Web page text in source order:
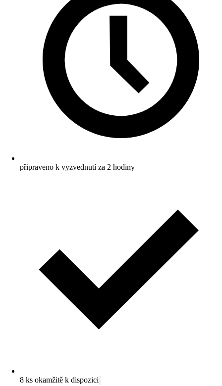
připraveno k vyzvednutí za 2 hodiny
8 ks okamžitě k dispozici